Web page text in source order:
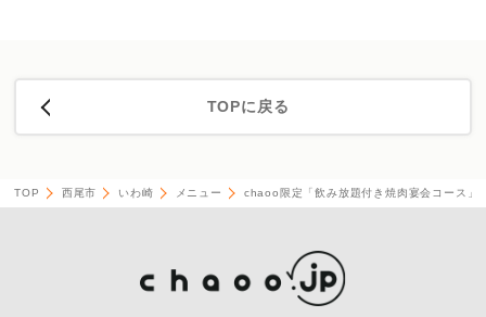
TOPに戻る
TOP 西尾市 いわ崎 メニュー chaoo限定「飲み放題付き焼肉宴会コース」